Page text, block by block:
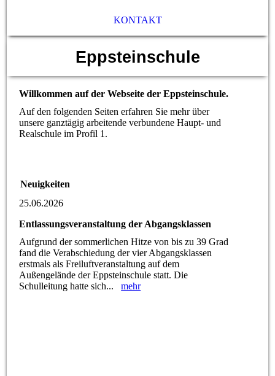
KONTAKT
Eppsteinschule
Willkommen auf der Webseite der Eppsteinschule.
Auf den folgenden Seiten erfahren Sie mehr über
unsere ganztägig arbeitende verbundene Haupt- und
Realschule im Profil 1.
Neuigkeiten
25.06.2026
Entlassungsveranstaltung der Abgangsklassen
Aufgrund der sommerlichen Hitze von bis zu 39 Grad
fand die Verabschiedung der vier Abgangsklassen
erstmals als Freiluftveranstaltung auf dem
Außengelände der Eppsteinschule statt. Die
Schulleitung hatte sich...mehr